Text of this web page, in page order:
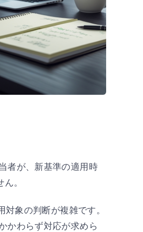
者が、新基準の適用時
。
象の判断が複雑です。
かわらず対応が求めら